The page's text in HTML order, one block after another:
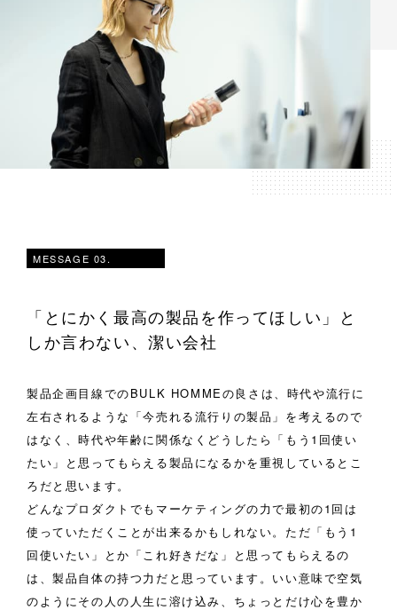
MESSAGE 03.
「とにかく最高の製品を作ってほしい」と
しか言わない、潔い会社
製品企画目線でのBULK HOMMEの良さは、時代や流行に
左右されるような「今売れる流行りの製品」を考えるので
はなく、時代や年齢に関係なくどうしたら「もう1回使い
たい」と思ってもらえる製品になるかを重視しているとこ
ろだと思います。
どんなプロダクトでもマーケティングの力で最初の1回は
使っていただくことが出来るかもしれない。ただ「もう1
回使いたい」とか「これ好きだな」と思ってもらえるの
は、製品自体の持つ力だと思っています。いい意味で空気
のようにその人の人生に溶け込み、ちょっとだけ心を豊か